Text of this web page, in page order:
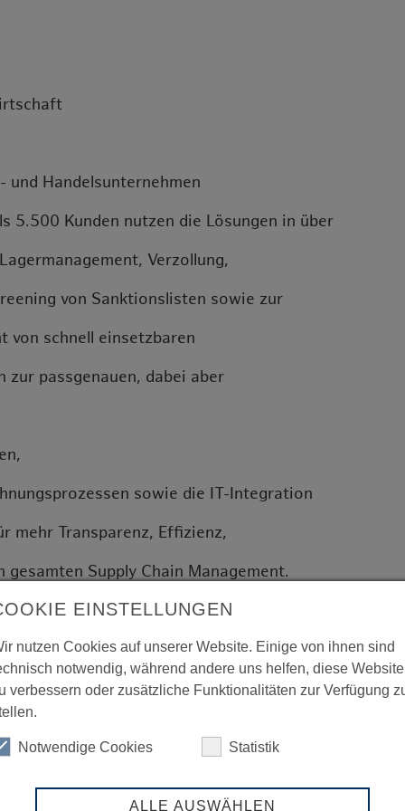
EINSTELLUNGEN
nutzen Cookies auf unserer Website. Einige von ihnen sind
notwendig, während andere uns helfen, diese Website
verbessern oder zusätzliche Funktionalitäten zur Verfügung
Notwendige Cookies Statistik
ALLE AUSWÄHLEN
und Handelsunternehmen
5.500 Kunden nutzen die Lösungen in über
Verzollung,
von Sanktionslisten sowie zur
von schnell einsetzbaren
passgenauen, dabei aber
sowie die IT-Integration
mehr Transparenz, Effizienz,
Supply Chain Management.
und Reaktionsmöglichkeit von